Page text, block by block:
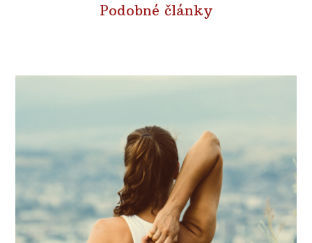
Podobné články